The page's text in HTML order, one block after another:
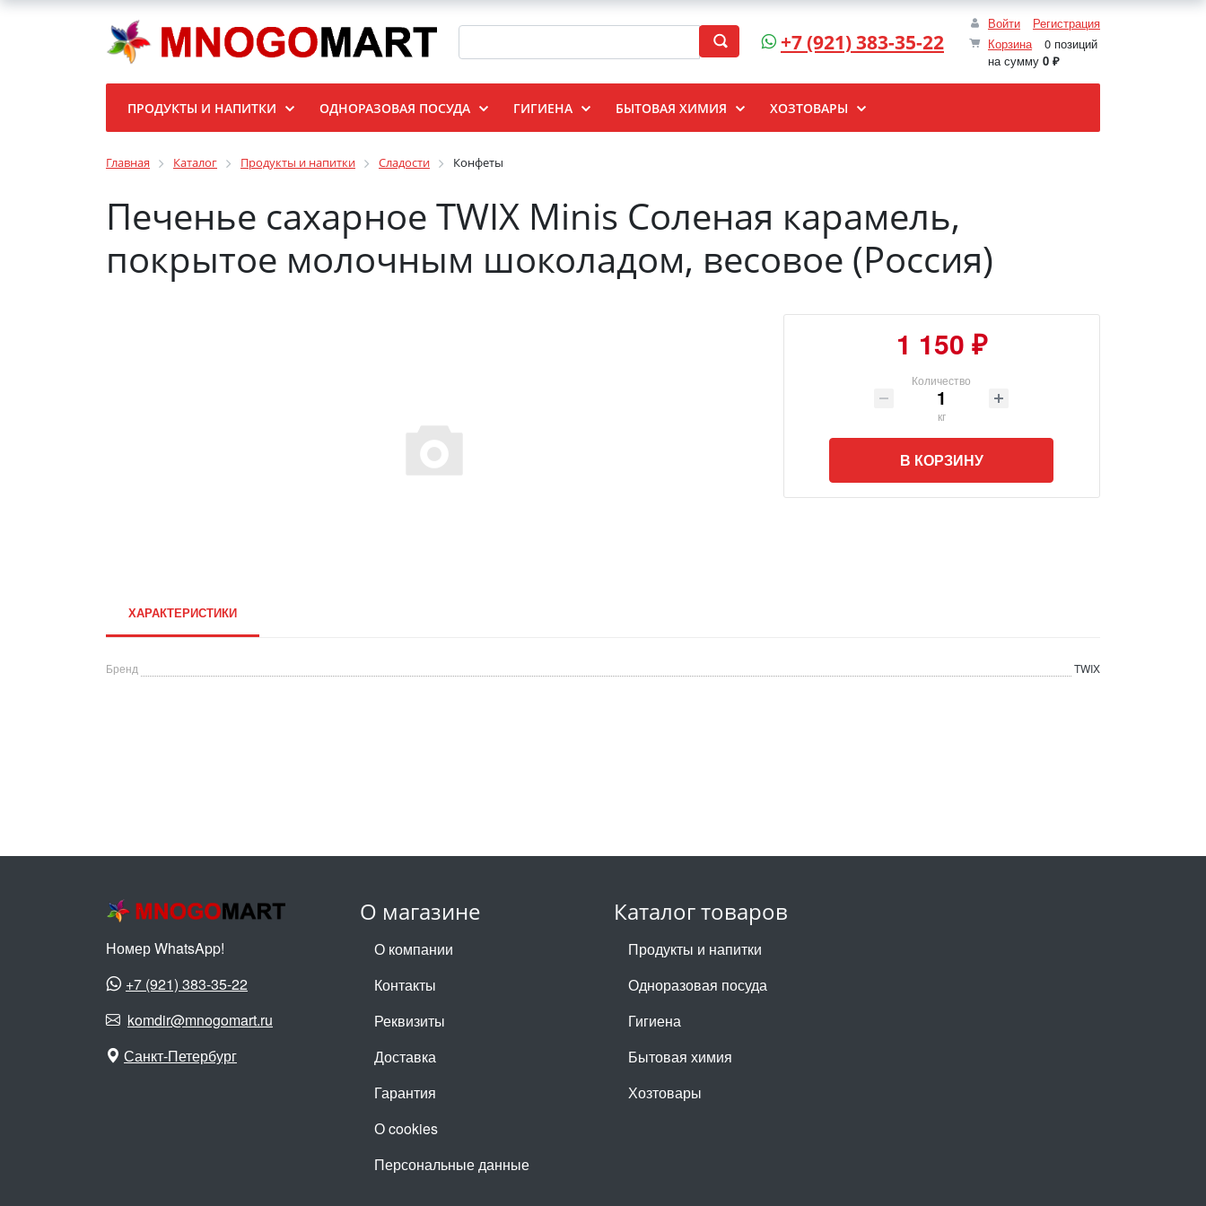
Войти
Регистрация
Корзина
0 позиций
на сумму 0 ₽
+7 (921) 383-35-22
ПРОДУКТЫ И НАПИТКИ ОДНОРАЗОВАЯ ПОСУДА ГИГИЕНА БЫТОВАЯ ХИМИЯ ХОЗТОВАРЫ
Главная Каталог Продукты и напитки Сладости Конфеты
Печенье сахарное TWIX Minis Соленая карамель,
покрытое молочным шоколадом, весовое (Россия)
1 150 ₽
Количество
кг
В КОРЗИНУ
ХАРАКТЕРИСТИКИ
Бренд TWIX
О магазине
О компании
Контакты
Реквизиты
Доставка
Гарантия
О cookies
Персональные данные
Каталог товаров
Продукты и напитки
Одноразовая посуда
Гигиена
Бытовая химия
Хозтовары
Номер WhatsApp!
+7 (921) 383-35-22
komdir@mnogomart.ru
Санкт-Петербург